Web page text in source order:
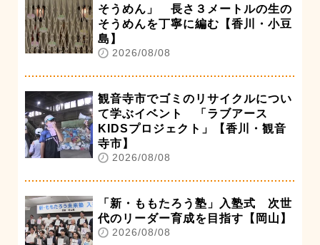
そうめん」 長さ３メートルの生の
そうめんを丁寧に編む【香川・小豆
島】
2026/08/08
観音寺市でゴミのリサイクルについ
て学ぶイベント 「ラブアース
KIDSプロジェクト」【香川・観音
寺市】
2026/08/08
「新・ももたろう塾」入塾式 次世
代のリーダー育成を目指す【岡山】
2026/08/08